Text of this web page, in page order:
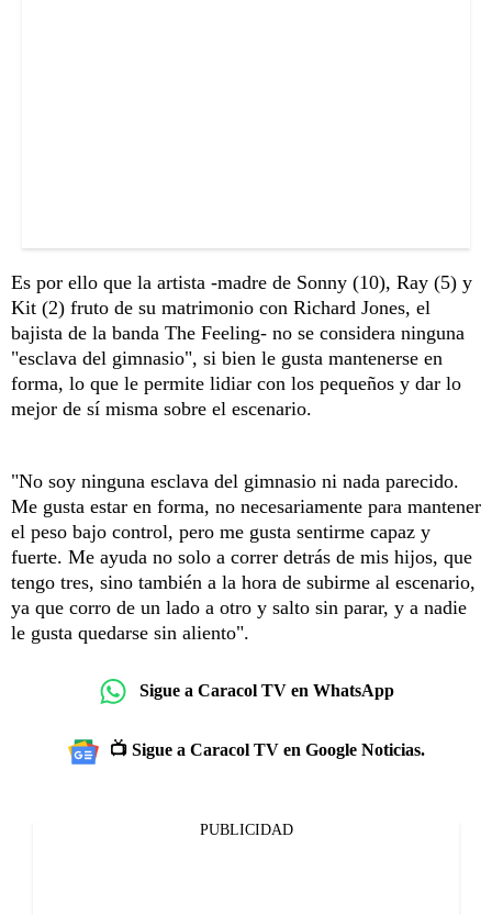
Es por ello que la artista -madre de Sonny (10), Ray (5) y
Kit (2) fruto de su matrimonio con Richard Jones, el
bajista de la banda The Feeling- no se considera ninguna
"esclava del gimnasio", si bien le gusta mantenerse en
forma, lo que le permite lidiar con los pequeños y dar lo
mejor de sí misma sobre el escenario.
"No soy ninguna esclava del gimnasio ni nada parecido.
Me gusta estar en forma, no necesariamente para mantener
el peso bajo control, pero me gusta sentirme capaz y
fuerte. Me ayuda no solo a correr detrás de mis hijos, que
tengo tres, sino también a la hora de subirme al escenario,
ya que corro de un lado a otro y salto sin parar, y a nadie
le gusta quedarse sin aliento".
Sigue a Caracol TV en WhatsApp
📺 Sigue a Caracol TV en Google Noticias.
PUBLICIDAD